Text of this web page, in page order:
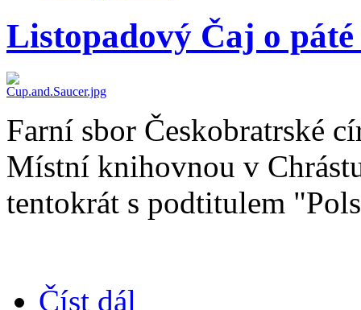
Listopadový Čaj o
Farní sbor Českobratrské
Místní knihovnou v
tentokrát s podtitulem
Číst dál